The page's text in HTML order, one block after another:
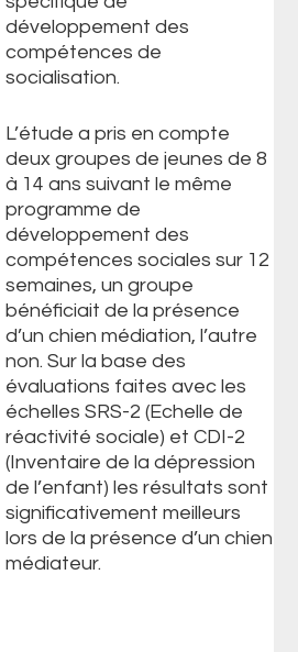
développement des
compétences de
socialisation.
L’étude a pris en compte
deux groupes de jeunes de 8
à 14 ans suivant le même
programme de
développement des
compétences sociales sur 12
semaines, un groupe
bénéficiait de la présence
d’un chien médiation, l’autre
non. Sur la base des
évaluations faites avec les
échelles SRS-2 (Echelle de
réactivité sociale) et CDI-2
(Inventaire de la dépression
de l’enfant) les résultats sont
significativement meilleurs
lors de la présence d’un chien
médiateur.